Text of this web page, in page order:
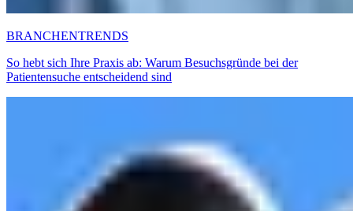
BRANCHENTRENDS
So hebt sich Ihre Praxis ab: Warum Besuchsgründe bei der
Patientensuche entscheidend sind